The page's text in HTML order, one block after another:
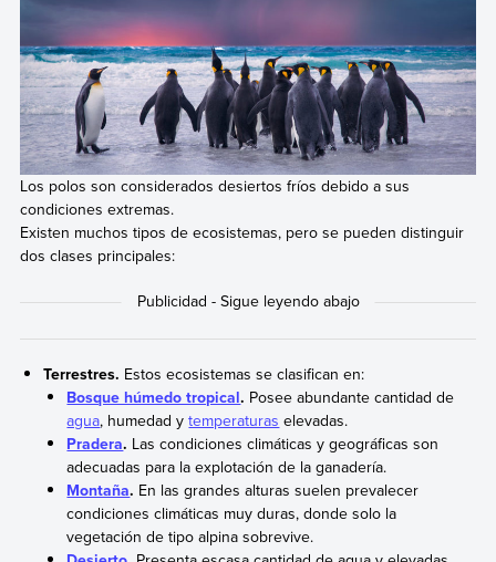
Los polos son considerados desiertos fríos debido a sus
condiciones extremas.
Existen muchos tipos de ecosistemas, pero se pueden distinguir
dos clases principales:
Terrestres. Estos ecosistemas se clasifican en:
Bosque húmedo tropical. Posee abundante cantidad de
agua, humedad ytemperaturas elevadas.
Pradera. Las condiciones climáticas y geográficas son
adecuadas para la explotación de la ganadería.
Montaña. En las grandes alturas suelen prevalecer
condiciones climáticas muy duras, donde solo la
vegetación de tipo alpina sobrevive.